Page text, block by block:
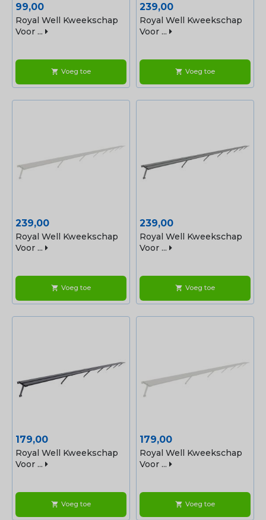
Prijs
99,00
Royal Well Kweekschap
Voor ...
shopping_cart Voeg toe
Prijs
239,00
Royal Well Kweekschap
Voor ...
shopping_cart Voeg toe
Prijs
239,00
Royal Well Kweekschap
Voor ...
shopping_cart Voeg toe
Prijs
239,00
Royal Well Kweekschap
Voor ...
shopping_cart Voeg toe
Prijs
179,00
Royal Well Kweekschap
Voor ...
shopping_cart Voeg toe
Prijs
179,00
Royal Well Kweekschap
Voor ...
shopping_cart Voeg toe